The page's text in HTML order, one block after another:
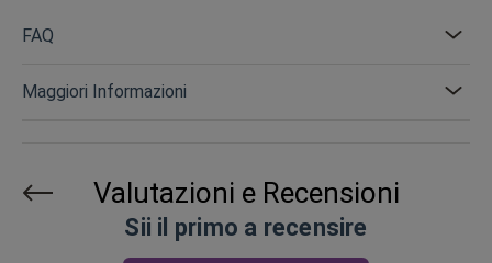
FAQ
Maggiori Informazioni
Valutazioni e Recensioni
Sii il primo a recensire